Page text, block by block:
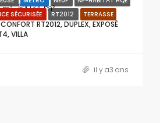
SÉCURISÉE RT2012
TERRASSE
m² 134m²
CONFORT RT2012, DUPLEX, EXPOSÉ
VILLA
il y a3 ans